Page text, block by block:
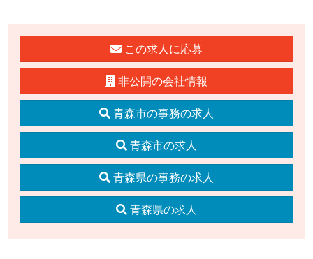
この求人に応募
非公開の会社情報
青森市の事務の求人
青森市の求人
青森県の事務の求人
青森県の求人